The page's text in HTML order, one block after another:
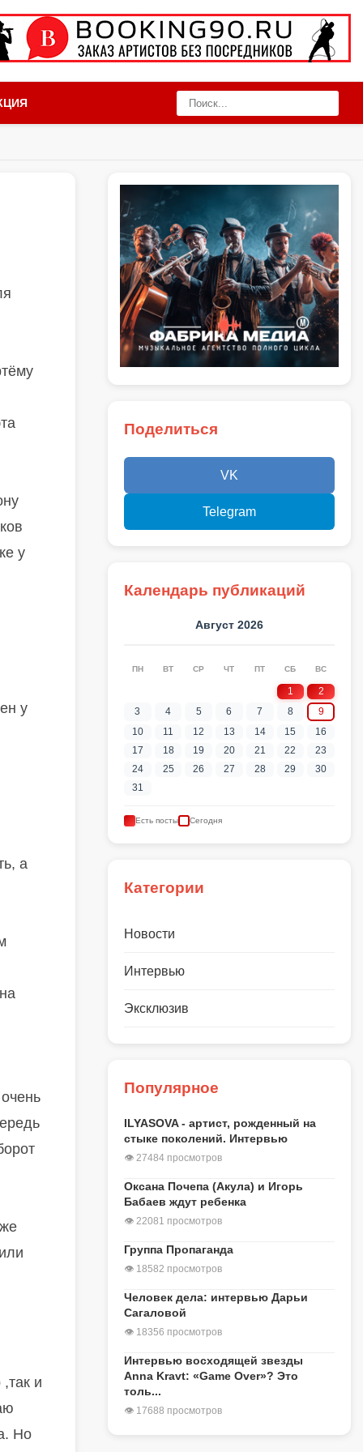
у
у
а
и
Но
Поделиться
VK
Telegram
Календарь публикаций
Август 2026
ПН ВТ СР ЧТ ПТ СБ ВС
1
2
3
4 5 6 7 8
9
10
11 12 13 14 15
16
17
18 19 20 21 22
23
24
25 26 27 28 29
30
31
Есть посты Сегодня
Категории
Новости
Интервью
Эксклюзив
Популярное
ILYASOVA - артист, рожденный на
стыке поколений. Интервью
👁 27484 просмотров
Оксана Почепа (Акула) и Игорь
Бабаев ждут ребенка
👁 22081 просмотров
Группа Пропаганда
👁 18582 просмотров
Человек дела: интервью Дарьи
Сагаловой
👁 18356 просмотров
Интервью восходящей звезды
Anna Kravt: «Game Over»? Это
толь...
👁 17688 просмотров